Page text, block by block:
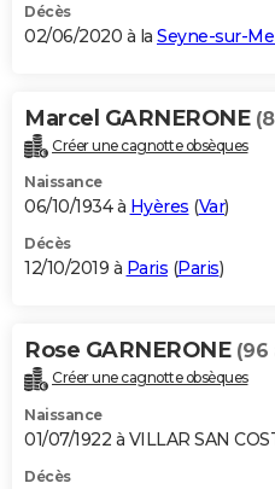
Décès
02/06/2020 à la Seyne-sur-
Marcel GARNERONE
Créer une cagnotte obsèques
Naissance
06/10/1934 à Hyères (Var)
Décès
12/10/2019 à Paris (Paris)
Rose GARNERONE (96
Créer une cagnotte obsèques
Naissance
01/07/1922 à VILLAR SAN
Décès